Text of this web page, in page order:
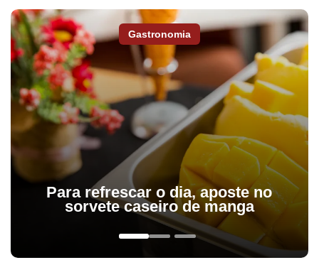
Gastronomia
Para refrescar o dia, aposte no
sorvete caseiro de manga